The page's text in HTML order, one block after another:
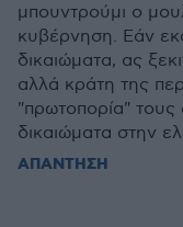
μπουντρούμι ο
κυβέρνηση. Εάν
δικαιώματα, ας
αλλά κράτη της
"πρωτοπορία" τους
δικαιώματα στην
ΑΠΑΝΤΗΣΗ